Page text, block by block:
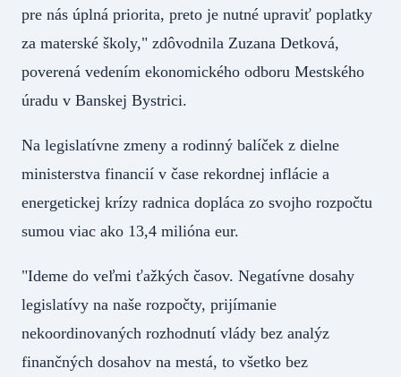
pre nás úplná priorita, preto je nutné upraviť poplatky
za materské školy," zdôvodnila Zuzana Detková,
poverená vedením ekonomického odboru Mestského
úradu v Banskej Bystrici.
Na legislatívne zmeny a rodinný balíček z dielne
ministerstva financií v čase rekordnej inflácie a
energetickej krízy radnica dopláca zo svojho rozpočtu
sumou viac ako 13,4 milióna eur.
"Ideme do veľmi ťažkých časov. Negatívne dosahy
legislatívy na naše rozpočty, prijímanie
nekoordinovaných rozhodnutí vlády bez analýz
finančných dosahov na mestá, to všetko bez